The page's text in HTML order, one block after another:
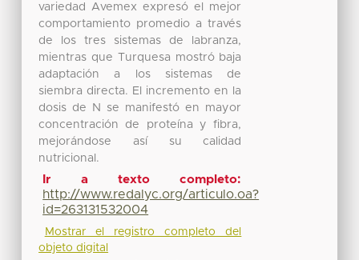
variedad Avemex expresó el mejor
comportamiento promedio a través
de los tres sistemas de labranza,
mientras que Turquesa mostró baja
adaptación a los sistemas de
siembra directa. El incremento en la
dosis de N se manifestó en mayor
concentración de proteína y fibra,
mejorándose así su calidad
nutricional.
Ir a texto completo:
http://www.redalyc.org/articulo.oa?
id=263131532004
Mostrar el registro completo del
objeto digital